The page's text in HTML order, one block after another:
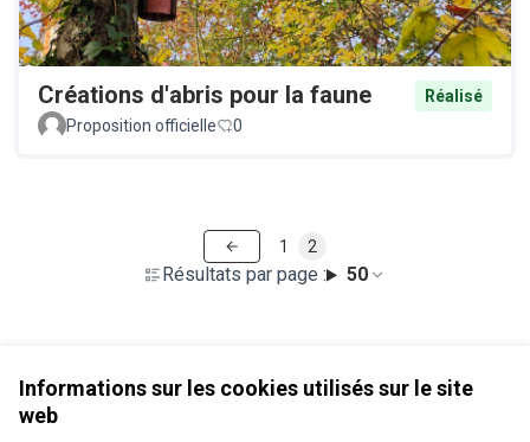
Informations sur les cookies utilisés sur le site
web
Créations d'abris pour la faune
Réalisé
Proposition officielle
0
Résultats par page : 50
1 2